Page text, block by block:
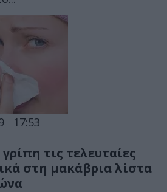
17:53
τις τελευταίες
στη μακάβρια λίστα